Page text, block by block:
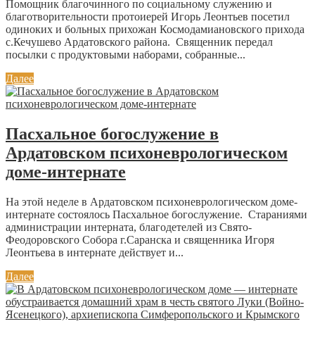
Помощник благочинного по социальному служению и
благотворительности протоиерей Игорь Леонтьев посетил
одиноких и больных прихожан Космодамиановского прихода
с.Кечушево Ардатовского района. Священник передал
посылки с продуктовыми наборами, собранные...
Далее
Пасхальное богослужение в
Ардатовском психоневрологическом
доме-интернате
На этой неделе в Ардатовском психоневрологическом доме-
интернате состоялось Пасхальное богослужение. Стараниями
администрации интерната, благодетелей из Свято-
Феодоровского Собора г.Саранска и священника Игоря
Леонтьева в интернате действует и...
Далее